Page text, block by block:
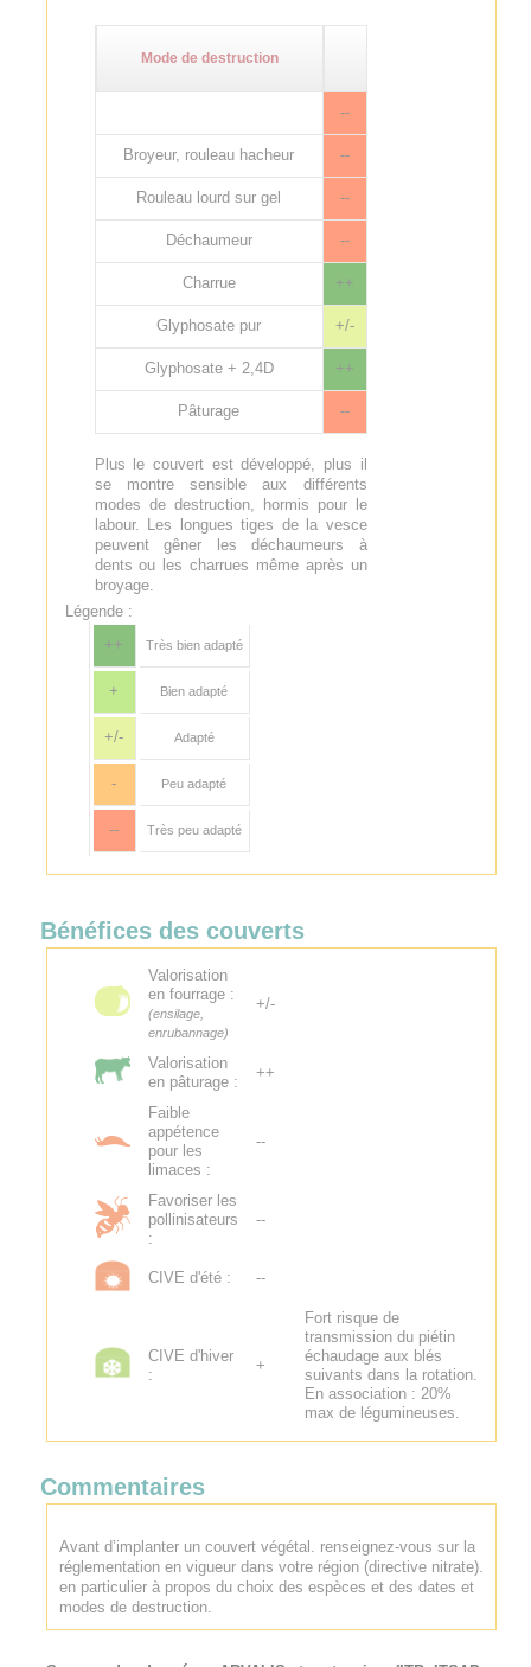
Mode de destruction
--
Broyeur, rouleau hacheur --
Rouleau lourd sur gel --
Déchaumeur --
Charrue ++
Glyphosate pur +/-
Glyphosate + 2,4D ++
Pâturage --
Plus le couvert est développé, plus il
se montre sensible aux différents
modes de destruction, hormis pour le
labour. Les longues tiges de la vesce
peuvent gêner les déchaumeurs à
dents ou les charrues même après un
broyage.
Légende :
++
Très bien adapté
+ Bien adapté
+/- Adapté
- Peu adapté
-- Très peu adapté
Bénéfices des couverts
Valorisation
en fourrage :
(ensilage,
enrubannage)
+/-
Valorisation
en pâturage :
++
Faible
appétence
pour les
limaces :
--
Favoriser les
pollinisateurs
:
--
CIVE d'été : --
CIVE d'hiver
:
+
Fort risque de
transmission du piétin
échaudage aux blés
suivants dans la rotation.
En association : 20%
max de légumineuses.
Commentaires
Avant d’implanter un couvert végétal. renseignez-vous sur la
réglementation en vigueur dans votre région (directive nitrate).
en particulier à propos du choix des espèces et des dates et
modes de destruction.